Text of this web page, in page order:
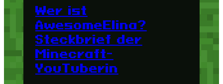
Wer ist
AwesomeElina?
Steckbrief der
Minecraft-
YouTuberin